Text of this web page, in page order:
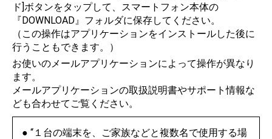
ド]ボタンをタップして、スマートフォン本体の
『DOWNLOAD』フォルダに保存してください。
（この操作はアプリケーションをインストールした後に
⾏うこともできます。）
お使いのメールアプリケーションによって操作が異なり
ます。
メールアプリケーションの取扱説明書やサポート情報な
ども合わせてご覧ください。
“１台の端末を、ご家族などと複数名で使用する場